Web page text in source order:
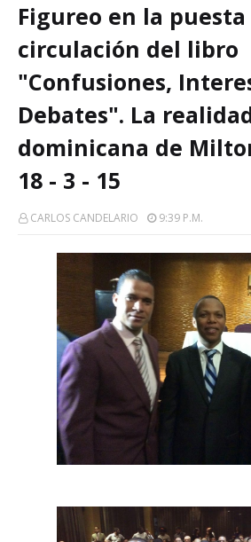
Figureo en la puesta
circulación del libro
"Confusiones,
Debates". La
dominicana de
18 - 3 - 15
CARLOS CANDELARIO 9:39 P.m.